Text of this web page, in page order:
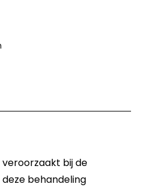
veroorzaakt bij de
behandeling